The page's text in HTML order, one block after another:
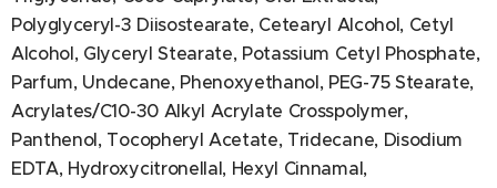
Polyglyceryl-3 Diisostearate, Cetearyl Alcohol, Cetyl
Alcohol, Glyceryl Stearate, Potassium Cetyl Phosphate,
Parfum, Undecane, Phenoxyethanol, PEG-75 Stearate,
Acrylates/C10-30 Alkyl Acrylate Crosspolymer,
Panthenol, Tocopheryl Acetate, Tridecane, Disodium
EDTA, Hydroxycitronellal, Hexyl Cinnamal,